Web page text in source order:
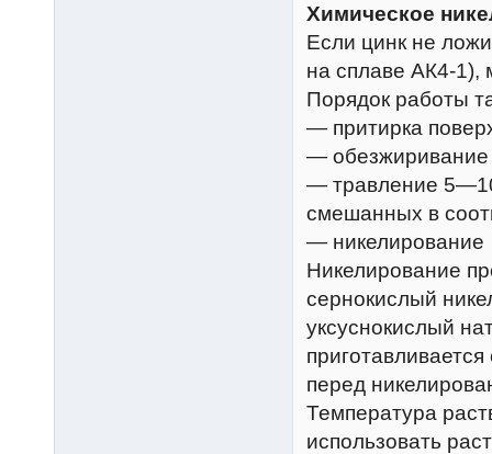
Химическое
Если цинк не
на сплаве АК4-1),
Порядок работы
— притирка
— обезжиривание
— травление
смешанных в
— никелирование
Никелирование
сернокислый
уксуснокислый
перед
Температура
использовать